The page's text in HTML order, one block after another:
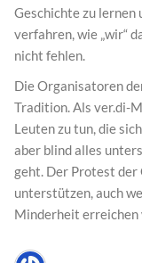
Geschichte zu lernen
verfahren, wie „wir“
nicht fehlen.
Die Organisatoren
Tradition. Als ver.di-
Leuten zu tun, die
aber blind alles
geht. Der Protest der
unterstützen, auch
Minderheit erreichen